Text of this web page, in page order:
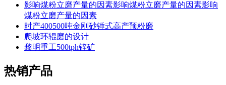
影响煤粉立磨产量的因素影响煤粉立磨产量的因素影响
煤粉立磨产量的因素
时产400500吨金刚砂锤式高产预粉磨
爬坡环辊磨的设计
黎明重工500tph锌矿
热销产品